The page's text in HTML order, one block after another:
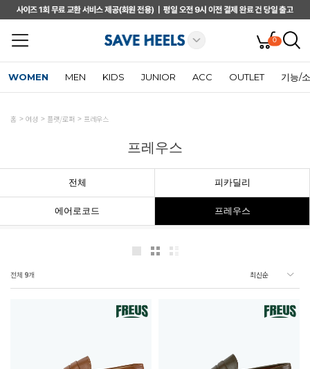
0
WOMEN MEN KIDS JUNIOR ACC OUTLET 기능/
홈 여성 플랫/로퍼 프레우스
프레우스
전체 피카딜리
에어로코드 프레우스
전체 9개